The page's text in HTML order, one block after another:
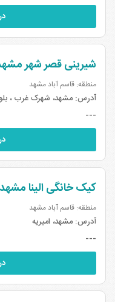
شیرینی قصر شهر
منطقه: قاسم آباد مشهد
آدرس:مشهد، شهرک غرب ،
---
کیک خانگی الینا مشهد
منطقه: قاسم آباد مشهد
آدرس:مشهد، امیریه
---